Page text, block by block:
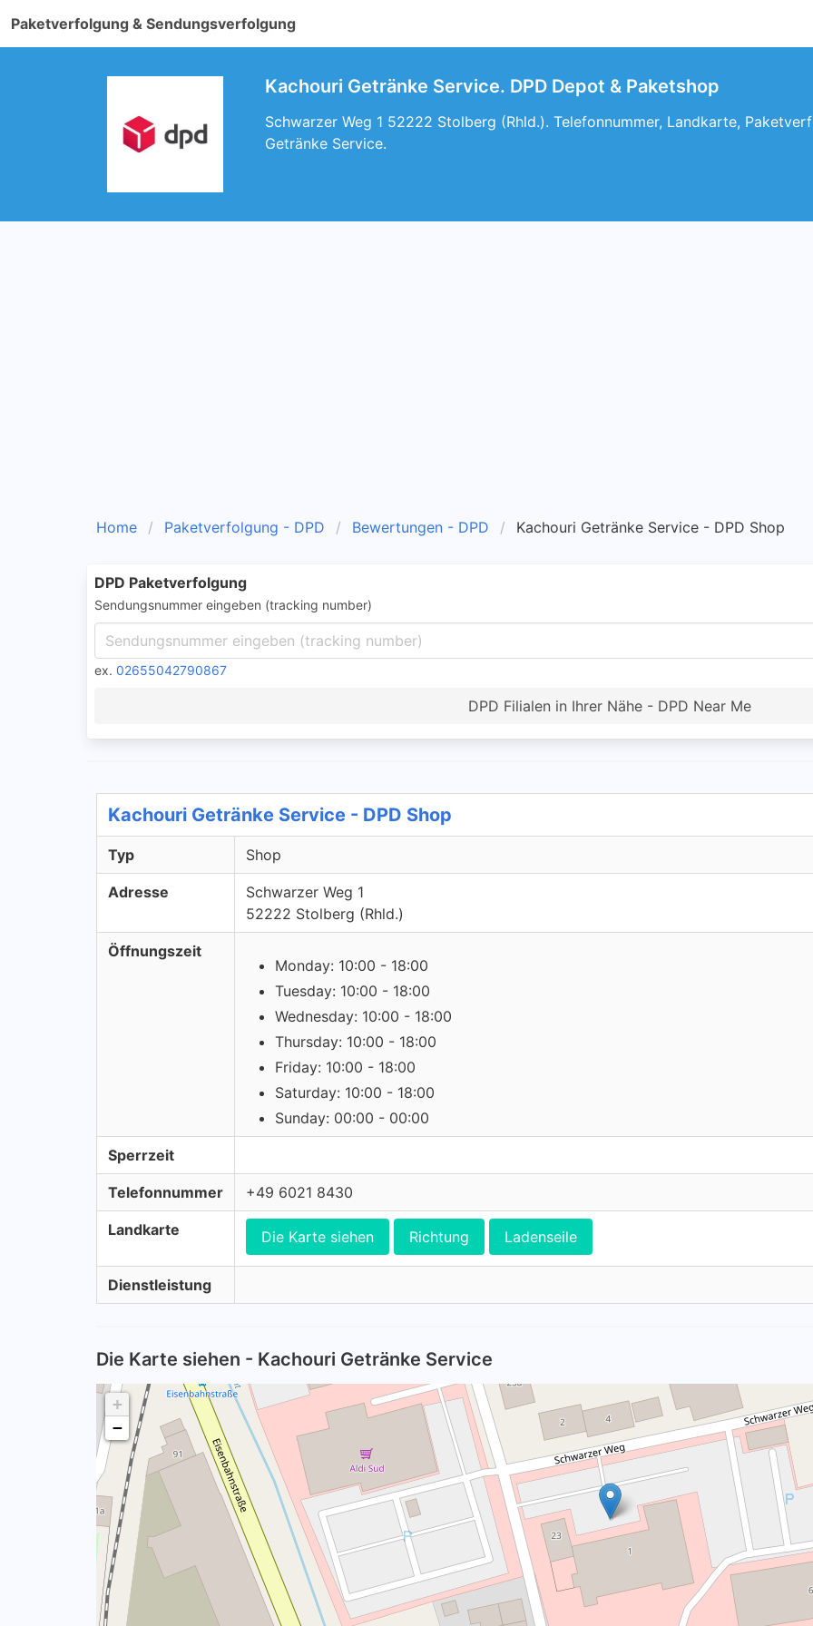
Paketverfolgung & Sendungsverfolgung
Kachouri Getränke Service. DPD Depot & Paketshop
Schwarzer Weg 1 52222 Stolberg (Rhld.). Telefonnummer, Landkarte,
Getränke Service.
Home Paketverfolgung - DPD Bewertungen - DPD Kachouri Getränke Service - DPD Shop
DPD Paketverfolgung
Sendungsnummer eingeben (tracking number)
ex. 02655042790867
DPD Filialen in Ihrer Nähe - DPD Near Me
Kachouri Getränke Service - DPD Shop
Typ Shop
Adresse
Schwarzer Weg 1
52222 Stolberg (Rhld.)
Öffnungszeit
Monday: 10:00 - 18:00
Tuesday: 10:00 - 18:00
Wednesday: 10:00 - 18:00
Thursday: 10:00 - 18:00
Friday: 10:00 - 18:00
Saturday: 10:00 - 18:00
Sunday: 00:00 - 00:00
Sperrzeit
Telefonnummer +49 6021 8430
Landkarte Die Karte siehen Richtung Ladenseile
Dienstleistung
Die Karte siehen - Kachouri Getränke Service
+
−